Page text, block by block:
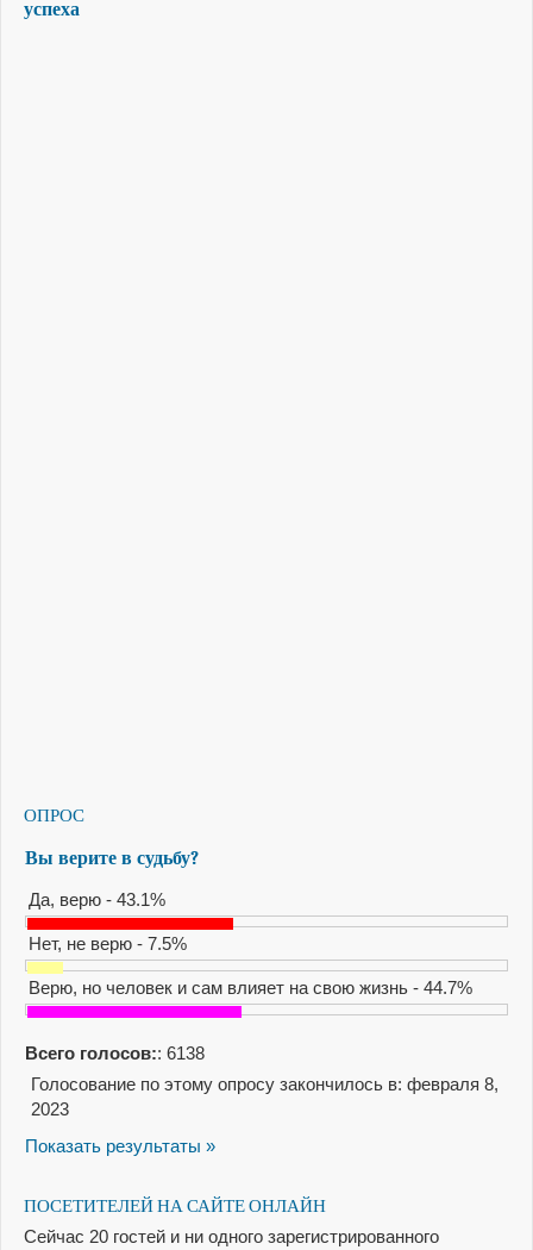
успеха
ОПРОС
Вы верите в судьбу?
Да, верю - 43.1%
Нет, не верю - 7.5%
Верю, но человек и сам влияет на свою жизнь - 44.7%
Всего голосов:: 6138
Голосование по этому опросу закончилось в: февраля 8,
2023
Показать результаты »
ПОСЕТИТЕЛЕЙ НА САЙТЕ ОНЛАЙН
Сейчас 20 гостей и ни одного зарегистрированного